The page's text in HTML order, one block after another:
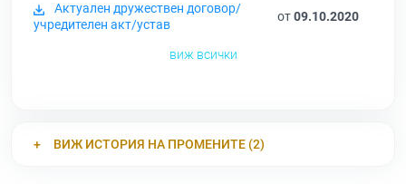
Актуален дружествен договор/
учредителен акт/устав
от09.10.2020
виж всички
ВИЖ ИСТОРИЯ НА ПРОМЕНИТЕ (2)